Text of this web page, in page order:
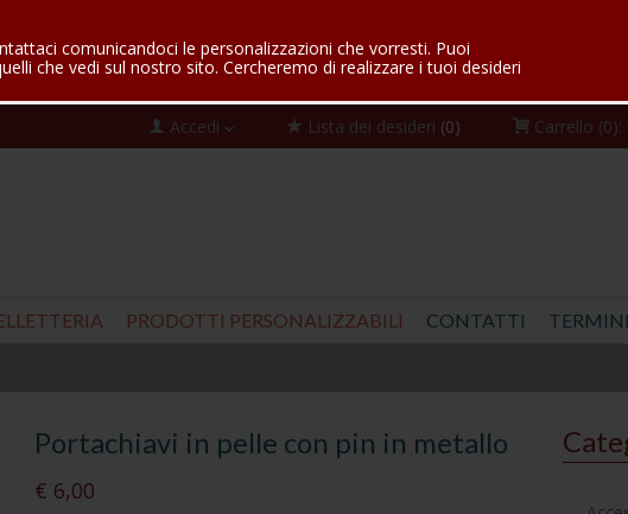
Accedi Lista dei desideri (0) Carrello (0):
PRODOTTI PERSONALIZZABILI CONTATTI
Portachiavi in pelle con pin in metallo
€ 6,00
comunicandoci le personalizzazioni che vorresti. Puoi
che vedi sul nostro sito. Cercheremo di realizzare i tuoi desideri